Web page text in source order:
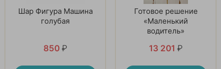
Шар Фигура Машина
голубая
850 ₽
Готовое решение
«Маленький
водитель»
13 201 ₽